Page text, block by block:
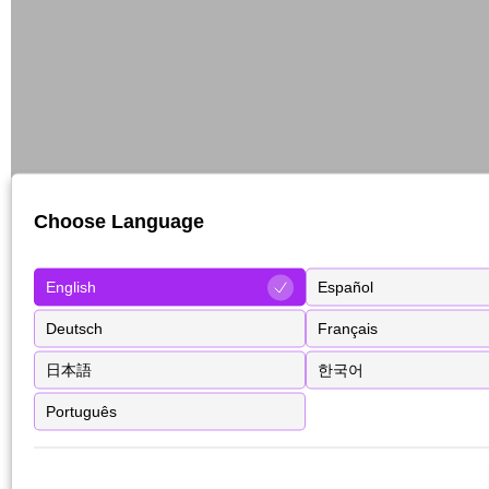
Choose Language
English Español
Deutsch Français
日本語 한국어
Português